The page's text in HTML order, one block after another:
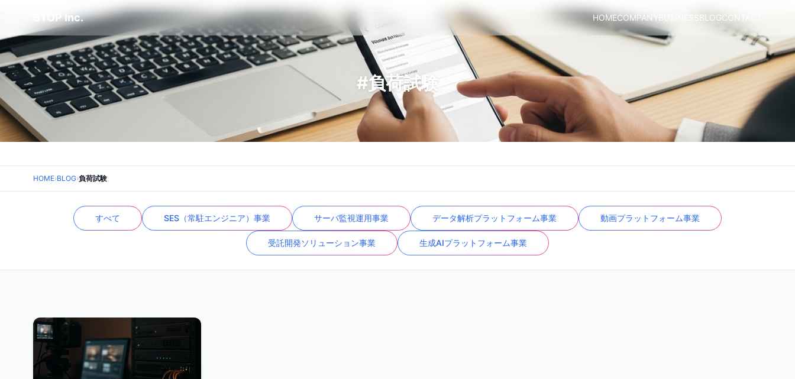
STOP Inc. HOMECOMPANY BUSINESSBLOGCONTACT
#負荷試験
HOME›BLOG›負荷試験
すべて SES（常駐エンジニア）事業 サーバ監視運用事業 データ解析プラットフォーム事業 動画プラットフォーム事業
受託開発ソリューション事業 生成AIプラットフォーム事業